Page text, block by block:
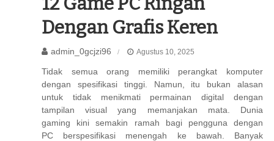
Dengan Grafis Keren
admin_0gcjzi96 Agustus 10, 2025
Tidak semua orang memiliki perangkat komputer
dengan spesifikasi tinggi. Namun, itu bukan alasan
untuk tidak menikmati permainan digital dengan
tampilan visual yang memanjakan mata. Dunia
gaming kini semakin ramah bagi pengguna dengan
PC berspesifikasi menengah ke bawah. Banyak